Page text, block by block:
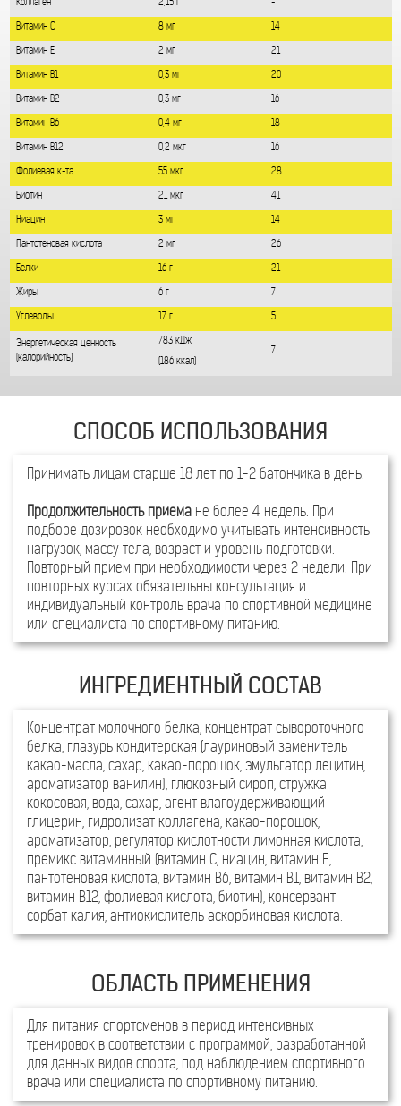
В 1 БАТОНЧИКЕ
Белки Жиры
Содержание в 1
батончике (50г)
Коллаген
2,15 г
Витамин С
8 мг
Витамин Е
2 мг
21
Витамин В1
0,3 мг
Витамин В2
0,3 мг
Витамин В6
0,4 мг
Витамин В12
0,2 мкг
Фолиевая к-та
55 мкг
Биотин
21 мкг
Ниацин
3 мг
Пантотеновая кислота
2 мг
6 г
Углеводы
17 г
Энергетическая ценность
(калорийность)
783 кДж
(186 ккал)
Принимать лицам старше 18 лет по 1-2 батончика в день.
Продолжительность приема не более 4 недель. При
подборе дозировок необходимо учитывать интенсивность
нагрузок, массу тела, возраст и уровень подготовки.
Повторный прием при необходимости через 2 недели. При
повторных курсах обязательны консультация и
индивидуальный контроль врача по спортивной медицине
или специалиста по спортивному питанию.
Концентрат молочного белка, концентрат сывороточного
белка, глазурь кондитерская (лауриновый заменитель
какао-масла, сахар, какао-порошок, эмульгатор лецитин,
ароматизатор ванилин), глюкозный сироп, стружка
кокосовая, вода, сахар, агент влагоудерживающий
глицерин, гидролизат коллагена, какао-порошок,
ароматизатор, регулятор кислотности лимонная кислота,
премикс витаминный (витамин С, ниацин, витамин Е,
пантотеновая кислота, витамин В6, витамин В1, витамин В2,
витамин В12, фолиевая кислота, биотин), консервант
сорбат калия, антиокислитель аскорбиновая кислота.
Для питания спортсменов в период интенсивных
тренировок в соответствии с программой, разработанной
для данных видов спорта, под наблюдением спортивного
врача или специалиста по спортивному питанию.